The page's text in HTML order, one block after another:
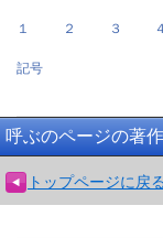
１ ２ ３
記号
呼ぶのページの著
トップページに戻る